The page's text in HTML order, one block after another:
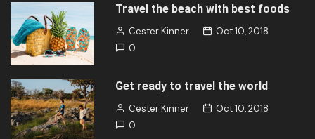
Travel the beach with best foods
Cester Kinner
Oct 10, 2018
0
Get ready to travel the world
Cester Kinner
Oct 10, 2018
0